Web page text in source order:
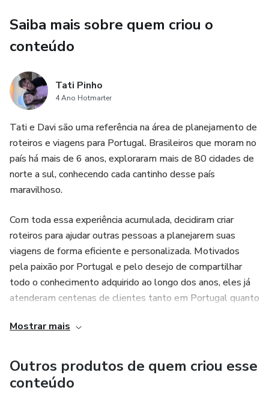
Saiba mais sobre quem criou o
conteúdo
Tati Pinho
4 Ano Hotmarter
Tati e Davi são uma referência na área de planejamento de
roteiros e viagens para Portugal. Brasileiros que moram no
país há mais de 6 anos, exploraram mais de 80 cidades de
norte a sul, conhecendo cada cantinho desse país
maravilhoso.
Com toda essa experiência acumulada, decidiram criar
roteiros para ajudar outras pessoas a planejarem suas
viagens de forma eficiente e personalizada. Motivados
pela paixão por Portugal e pelo desejo de compartilhar
todo o conhecimento adquirido ao longo dos anos, eles já
atenderam centenas de clientes tanto em Portugal quanto
quem realmente conhece e ama o país. Com o roteiro, você
terá acesso a todas as dicas e segredos que só os
verdadeiros especialistas em viagens podem oferecer. Não
Mostrar mais
Outros produtos de quem criou esse
conteúdo